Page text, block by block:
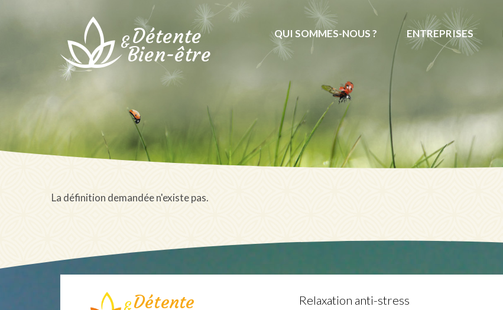
Détente
Bien-être
&
QUI SOMMES-NOUS ?
ENTREPRISES
La définition demandée n'existe pas.
Détente
Relaxation anti-stress